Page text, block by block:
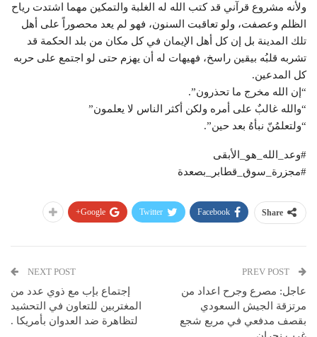
ولأنه مشروع قرآني قد كتب الله له الغلبة والتمكين مهما اشتدت رياح
الظلم وعصفت، ولو تعاقبت السنون، فهو لم يعد محصوراً على أهل
تلك المدينة بل إن كل أهل الإيمان في كل مكان من بلد الحكمة قد
تشربه قلبُه بيقين راسخ، فهيهات له أن يهزم حتى لو اجتمع على حربه
كل المدعين.
“إن الله مخرج ما تحذرون”.
“والله غالبٌ على أمره ولكن أكثر الناس لا يعلمون”
“ولتعلمُنّ نبأهُ بعد حين”.
#وعد_الله_هو_الأبقى
#مجزرة_سوق_قطابر_بصعدة
Share
Facebook
Twitter
Google+
عاجل: مصرع وجرح اعداد من
مرتزقة الجيش السعودي
بقصف مدفعي في مربع شجع
NEXT POST
إجتماع بإب مع ذوي عدد من
المغتربين للتعاون في التحشيد
لتظاهرة ضد العدوان بأمريكا .